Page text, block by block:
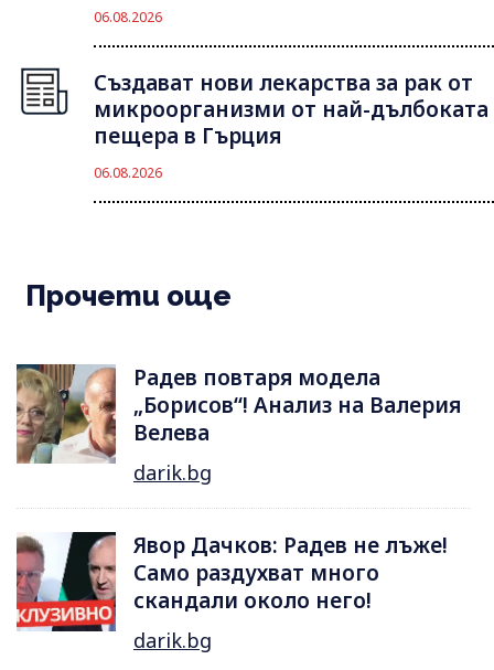
06.08.2026
Създават нови лекарства за рак от
микроорганизми от най-дълбоката
пещера в Гърция
06.08.2026
Прочети още
Радев повтаря модела
„Борисов“! Анализ на Валерия
Велева
darik.bg
Явор Дачков: Радев не лъже!
Само раздухват много
скандали около него!
darik.bg